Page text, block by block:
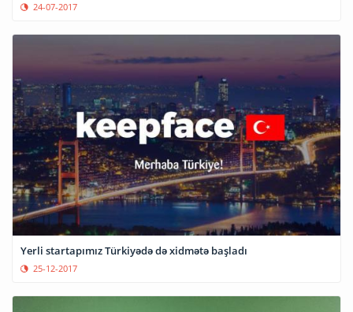
24-07-2017
Yerli startapımız Türkiyədə də xidmətə başladı
25-12-2017